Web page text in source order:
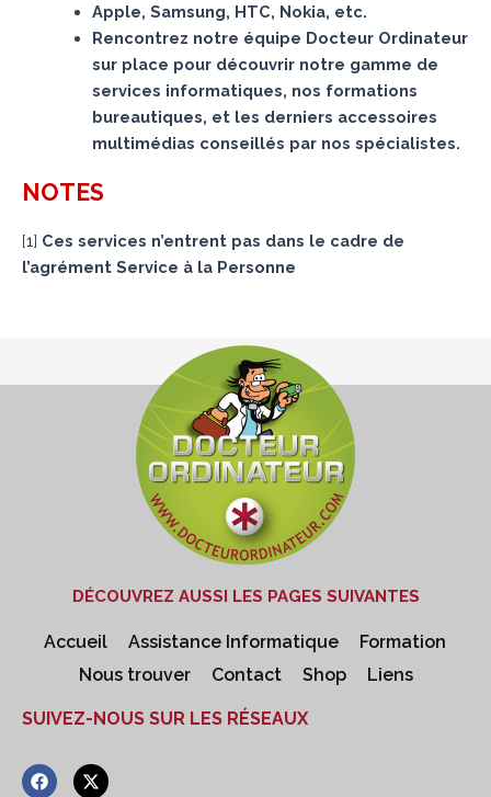
Apple, Samsung, HTC, Nokia, etc.
Rencontrez notre équipe Docteur Ordinateur
sur place pour découvrir notre gamme de
services informatiques, nos formations
bureautiques, et les derniers accessoires
multimédias conseillés par nos spécialistes.
NOTES
[1] Ces services n’entrent pas dans le cadre de
l’agrément Service à la Personne
DÉCOUVREZ AUSSI LES PAGES SUIVANTES
Accueil Assistance Informatique
Formation
Nous trouver
Contact Shop Liens
SUIVEZ-NOUS SUR LES RÉSEAUX
F
a
X
-